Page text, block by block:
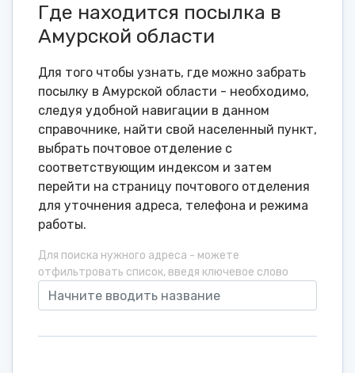
Где находится посылка в
Амурской области
Для того чтобы узнать, где можно забрать
посылку в Амурской области - необходимо,
следуя удобной навигации в данном
справочнике, найти свой населенный пункт,
выбрать почтовое отделение с
соответствующим индексом и затем
перейти на страницу почтового отделения
для уточнения адреса, телефона и режима
работы.
Для поиска нужного адреса - можете
отфильтровать список, введя ключевое слово